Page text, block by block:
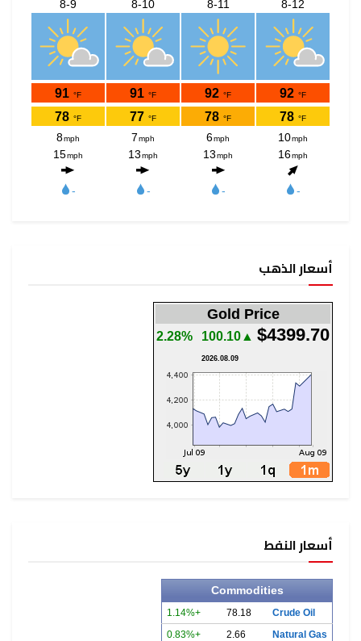
أسعار الذهب
Gold Price
$4399.70
▲100.10
2.28%
2026.08.09
أسعار النفط
Commodities
Crude Oil
78.18
+1.14%
Natural Gas
2.66
+0.83%